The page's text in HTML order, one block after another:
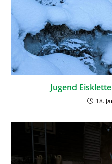
Jugend
18.